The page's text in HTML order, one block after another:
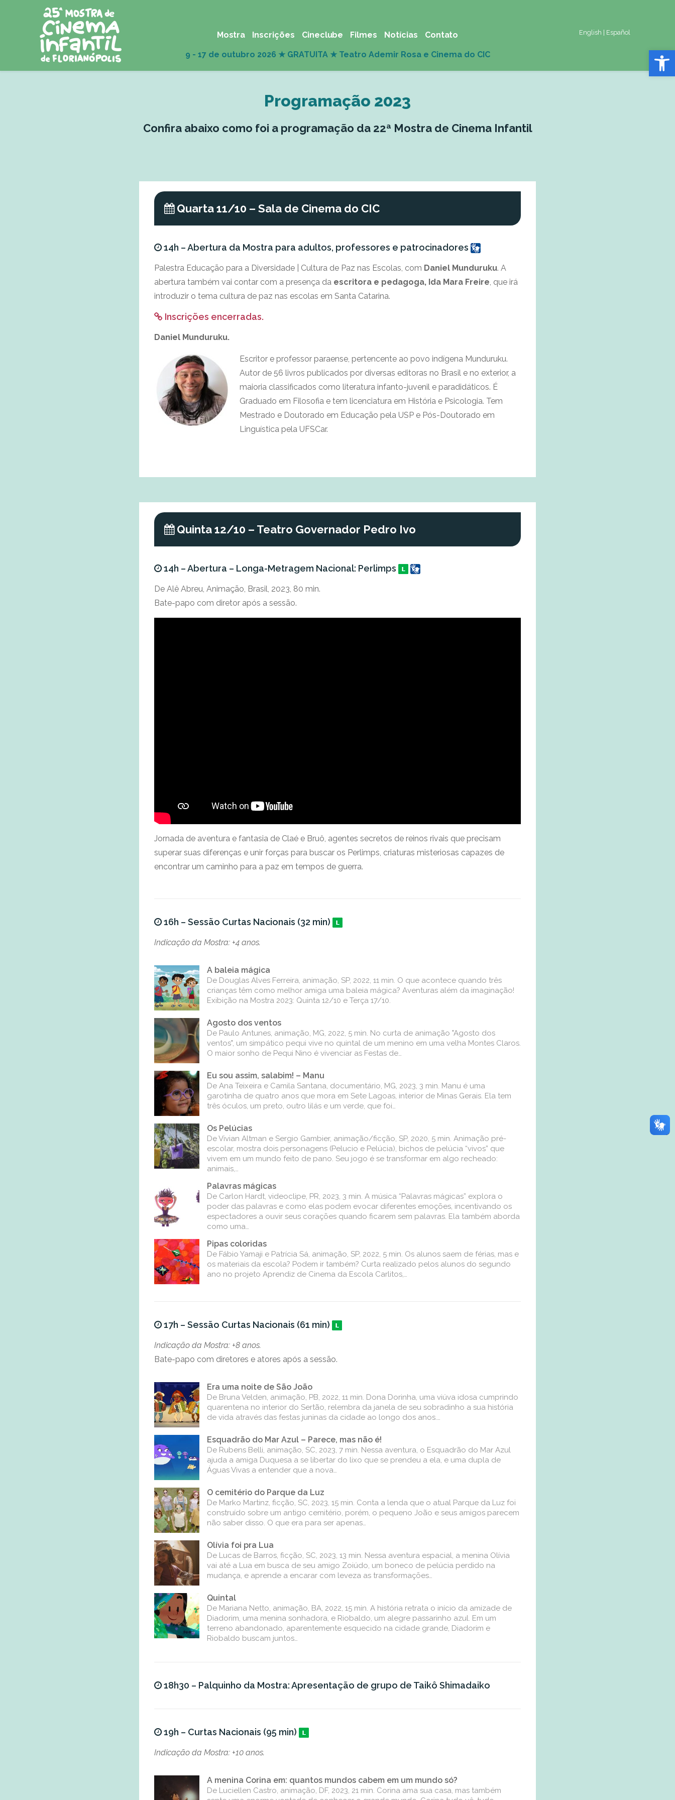
Abrir
English Español
Mostra Inscrições Cineclube Filmes Notícias Contato
Programação 2023
Confira abaixo como foi a programação da 22ª Mostra de Cinema Infantil
Quarta 11/10 – Sala de Cinema do CIC
14h – Abertura da Mostra para adultos, professores e patrocinadores
Palestra Educação para a Diversidade | Cultura de Paz nas Escolas, com Daniel Munduruku. A
abertura também vai contar com a presença da escritora e pedagoga, Ida Mara Freire, que irá
introduzir o tema cultura de paz nas escolas em Santa Catarina.
Inscrições encerradas.
Daniel Munduruku.
Escritor e professor paraense, pertencente ao povo indígena Munduruku.
Autor de 56 livros publicados por diversas editoras no Brasil e no exterior, a
maioria classificados como literatura infanto-juvenil e paradidáticos. É
Graduado em Filosofia e tem licenciatura em História e Psicologia. Tem
Mestrado e Doutorado em Educação pela USP e Pós-Doutorado em
Linguística pela UFSCar.
Quinta 12/10 – Teatro Governador Pedro Ivo
14h – Abertura – Longa-Metragem Nacional: Perlimps
De Alê Abreu, Animação, Brasil, 2023, 80 min.
Bate-papo com diretor após a sessão.
Jornada de aventura e fantasia de Claé e Bruô, agentes secretos de reinos rivais que precisam
superar suas diferenças e unir forças para buscar os Perlimps, criaturas misteriosas capazes de
encontrar um caminho para a paz em tempos de guerra.
16h – Sessão Curtas Nacionais (32 min)
Indicação da Mostra: +4 anos.
A baleia mágica
De Douglas Alves Ferreira, animação, SP, 2022, 11 min. O que acontece quando três
crianças têm como melhor amiga uma baleia mágica? Aventuras além da imaginação!
Exibição na Mostra 2023: Quinta 12/10 e Terça 17/10.
Agosto dos ventos
De Paulo Antunes, animação, MG, 2022, 5 min. No curta de animação "Agosto dos
ventos", um simpático pequi vive no quintal de um menino em uma velha Montes Claros.
O maior sonho de Pequi Nino é vivenciar as Festas de…
Eu sou assim, salabim! – Manu
De Ana Teixeira e Camila Santana, documentário, MG, 2023, 3 min. Manu é uma
garotinha de quatro anos que mora em Sete Lagoas, interior de Minas Gerais. Ela tem
três óculos, um preto, outro lilás e um verde, que foi…
Os Pelúcias
De Vivian Altman e Sergio Gambier, animação/ficção, SP, 2020, 5 min. Animação pré-
escolar, mostra dois personagens (Pelucio e Pelúcia), bichos de pelúcia “vivos” que
vivem em um mundo feito de pano. Seu jogo é se transformar em algo recheado:
animais,…
Palavras mágicas
De Carlon Hardt, videoclipe, PR, 2023, 3 min. A música “Palavras mágicas” explora o
poder das palavras e como elas podem evocar diferentes emoções, incentivando os
espectadores a ouvir seus corações quando ficarem sem palavras. Ela também aborda
como uma…
Pipas coloridas
De Fábio Yamaji e Patrícia Sá, animação, SP, 2022, 5 min. Os alunos saem de férias, mas e
os materiais da escola? Podem ir também? Curta realizado pelos alunos do segundo
ano no projeto Aprendiz de Cinema da Escola Carlitos,…
17h – Sessão Curtas Nacionais (61 min)
Indicação da Mostra: +8 anos.
Bate-papo com diretores e atores após a sessão.
Era uma noite de São João
De Bruna Velden, animação, PB, 2022, 11 min. Dona Dorinha, uma viúva idosa cumprindo
quarentena no interior do Sertão, relembra da janela de seu sobradinho a sua história
de vida através das festas juninas da cidade ao longo dos anos.…
Esquadrão do Mar Azul – Parece, mas não é!
De Rubens Belli, animação, SC, 2023, 7 min. Nessa aventura, o Esquadrão do Mar Azul
ajuda a amiga Duquesa a se libertar do lixo que se prendeu a ela, e uma dupla de
Águas Vivas a entender que a nova…
O cemitério do Parque da Luz
De Marko Martinz, ficção, SC, 2023, 15 min. Conta a lenda que o atual Parque da Luz foi
construído sobre um antigo cemitério, porém, o pequeno João e seus amigos parecem
não saber disso. O que era para ser apenas…
Olívia foi pra Lua
De Lucas de Barros, ficção, SC, 2023, 13 min. Nessa aventura espacial, a menina Olívia
vai até a Lua em busca de seu amigo Zoiúdo, um boneco de pelúcia perdido na
mudança, e aprende a encarar com leveza as transformações…
Quintal
De Mariana Netto, animação, BA, 2022, 15 min. A história retrata o início da amizade de
Diadorim, uma menina sonhadora, e Riobaldo, um alegre passarinho azul. Em um
terreno abandonado, aparentemente esquecido na cidade grande, Diadorim e
Riobaldo buscam juntos…
18h30 – Palquinho da Mostra: Apresentação de grupo de Taikô Shimadaiko
19h – Curtas Nacionais (95 min)
Indicação da Mostra: +10 anos.
A menina Corina em: quantos mundos cabem em um mundo só?
De Luciellen Castro, animação, DF, 2023, 21 min. Corina ama sua casa, mas também